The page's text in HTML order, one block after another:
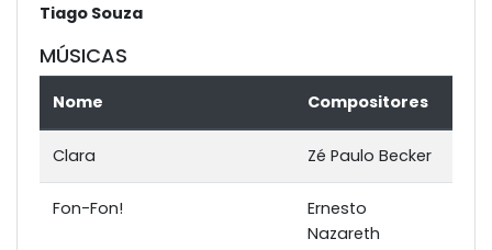
Tiago Souza
MÚSICAS
Nome Compositores
Clara Zé Paulo Becker
Fon-Fon!
Ernesto
Nazareth